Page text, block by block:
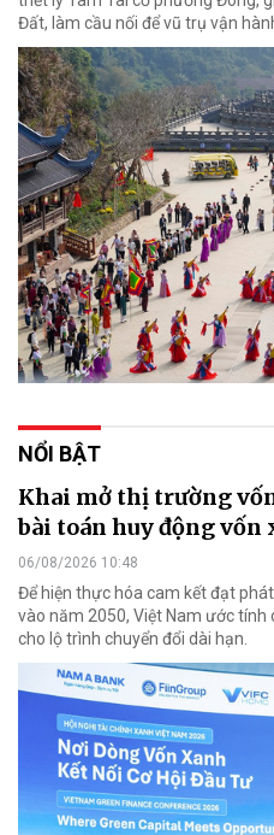
Đất, làm cầu nối để vũ trụ vận
NỔI BẬT
Khai mở thị trường
bài toán huy động vốn
06/08/2026 10:48
Để hiện thực hóa cam kết đạt
vào năm 2050, Việt Nam ước tính
cho lộ trình chuyển đổi dài hạn.